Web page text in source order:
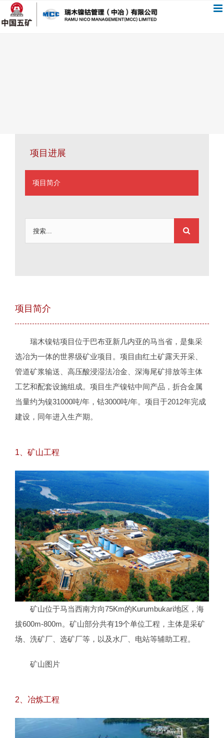
过
项目简介
瑞木镍钴项目位于巴布亚新几内亚的马当省，是集采
选冶为一体的世界级矿业项目。项目由红土矿露天开采、
管道矿浆输送、高压酸浸湿法冶金、深海尾矿排放等主体
工艺和配套设施组成。项目生产镍钴中间产品，折合金属
当量约为镍31000吨/年，钴3000吨/年。项目于2012年完成
建设，同年进入生产期。
1、矿山工程
矿山位于马当西南方向75Km的Kurumbukari地区，海
拔600m-800m。矿山部分共有19个单位工程，主体是采矿
场、洗矿厂、选矿厂等，以及水厂、电站等辅助工程。
矿山图片
2、冶炼工程
项目进展
项目简介